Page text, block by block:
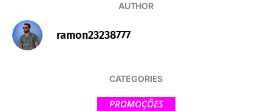
AUTHOR
ramon23238777
CATEGORIES
PROMOÇÕES